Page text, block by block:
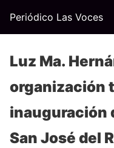
Periódico Las Voces
Luz Ma.
organización
inauguración
San José del